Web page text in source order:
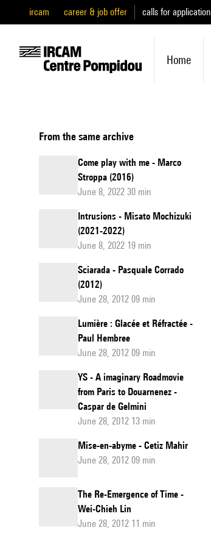
ircam career & job offer calls for application
Home
From the same archive
Come play with me - Marco
Stroppa (2016)
June 8, 2022 30 min
Intrusions - Misato Mochizuki
(2021-2022)
June 8, 2022 19 min
Sciarada - Pasquale Corrado
(2012)
June 28, 2012 09 min
Lumière : Glacée et Réfractée -
Paul Hembree
June 28, 2012 09 min
YS - A imaginary Roadmovie
from Paris to Douarnenez -
Caspar de Gelmini
June 28, 2012 13 min
Mise-en-abyme - Cetiz Mahir
June 28, 2012 09 min
The Re-Emergence of Time -
Wei-Chieh Lin
June 28, 2012 11 min